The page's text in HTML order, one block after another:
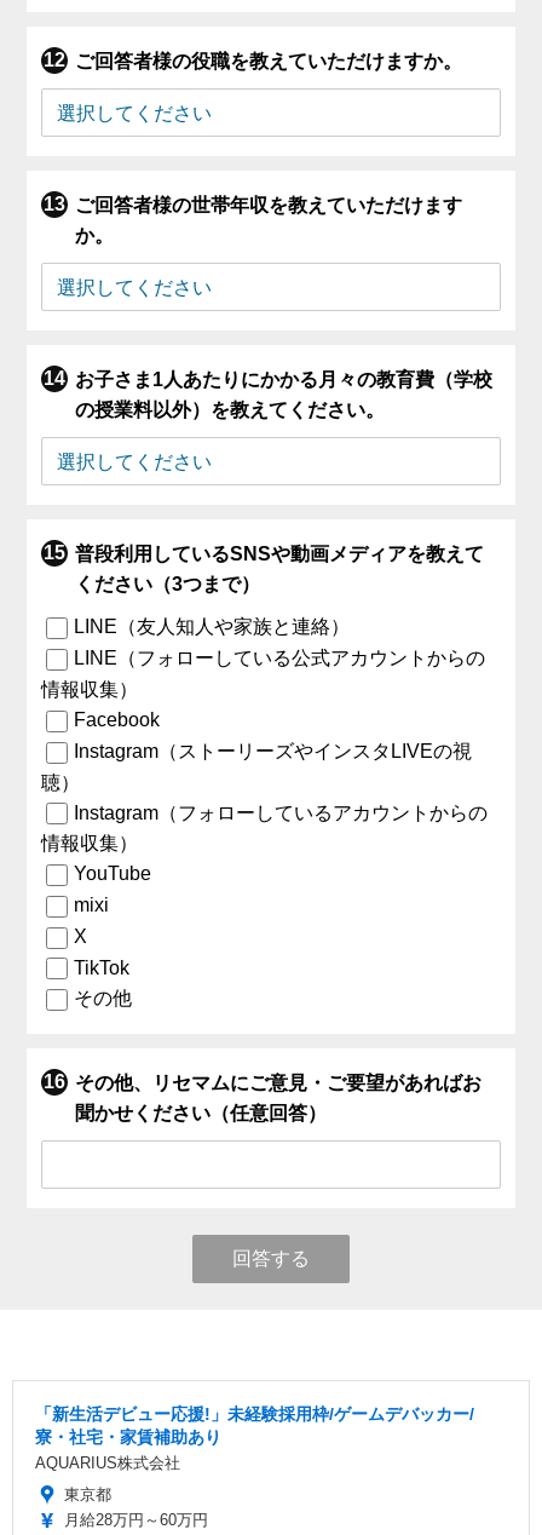
ご回答者様の役職を教えていただけますか。
ご回答者様の世帯年収を教えていただけます
か。
お子さま1人あたりにかかる月々の教育費（学校
の授業料以外）を教えてください。
普段利用しているSNSや動画メディアを教えて
ください（3つまで）
LINE（友人知人や家族と連絡）
LINE（フォローしている公式アカウントからの
情報収集）
Facebook
Instagram（ストーリーズやインスタLIVEの視
聴）
Instagram（フォローしているアカウントからの
情報収集）
YouTube
mixi
X
TikTok
その他
その他、リセマムにご意見・ご要望があればお
聞かせください（任意回答）
回答する
「新生活デビュー応援!」未経験採用枠/ゲームデバッカー/
寮・社宅・家賃補助あり
AQUARIUS株式会社
東京都
月給28万円～60万円